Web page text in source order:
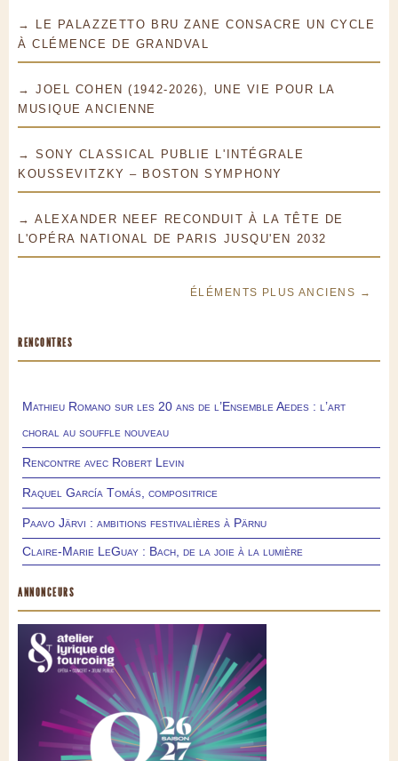
→ LE PALAZZETTO BRU ZANE CONSACRE UN CYCLE
À CLÉMENCE DE GRANDVAL
→ JOEL COHEN (1942-2026), UNE VIE POUR LA
MUSIQUE ANCIENNE
→ SONY CLASSICAL PUBLIE L'INTÉGRALE
KOUSSEVITZKY – BOSTON SYMPHONY
→ ALEXANDER NEEF RECONDUIT À LA TÊTE DE
L'OPÉRA NATIONAL DE PARIS JUSQU'EN 2032
ÉLÉMENTS PLUS ANCIENS →
RENCONTRES
Mathieu Romano sur les 20 ans de l’Ensemble Aedes : l’art
choral au souffle nouveau
Rencontre avec Robert Levin
Raquel García Tomás, compositrice
Paavo Järvi : ambitions festivalières à Pärnu
Claire-Marie LeGuay : Bach, de la joie à la lumière
ANNONCEURS